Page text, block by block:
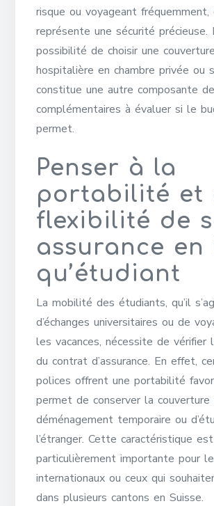
risque ou voyageant
représente une sécurité précieuse.
possibilité de choisir une couverture
hospitalière en chambre privée ou
constitue une autre composante
complémentaires à évaluer si le
permet.
Penser à la
portabilité et
flexibilité de
assurance en
qu’étudiant
La mobilité des étudiants, qu’il
d’échanges universitaires ou de
les vacances, nécessite de vérifier
du contrat d’assurance. En effet,
polices offrent une portabilité
permet de conserver la couverture
déménagement temporaire ou
l’étranger. Cette caractéristique est
particulièrement importante pour
internationaux ou ceux qui
dans plusieurs cantons en Suisse.